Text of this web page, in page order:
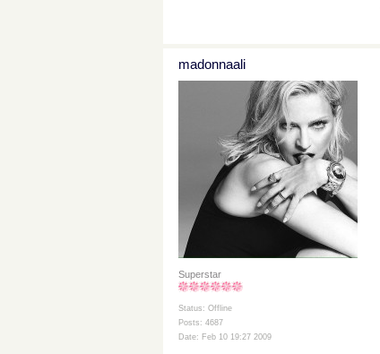
madonnaali
Superstar
Status: Offline
Posts: 4687
Date: Feb 10 19:27 2009